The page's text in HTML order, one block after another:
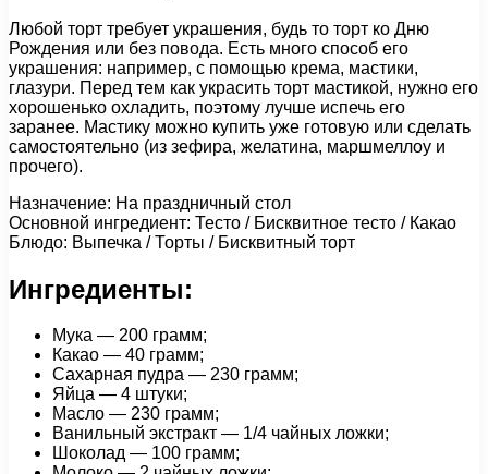
Любой торт требует украшения, будь то торт ко Дню
Рождения или без повода. Есть много способ его
украшения: например, с помощью крема, мастики,
глазури. Перед тем как украсить торт мастикой, нужно его
хорошенько охладить, поэтому лучше испечь его
заранее. Мастику можно купить уже готовую или сделать
самостоятельно (из зефира, желатина, маршмеллоу и
прочего).
Назначение: На праздничный стол
Основной ингредиент: Тесто / Бисквитное тесто / Какао
Блюдо: Выпечка / Торты / Бисквитный торт
Ингредиенты:
Мука — 200 грамм;
Какао — 40 грамм;
Сахарная пудра — 230 грамм;
Яйца — 4 штуки;
Масло — 230 грамм;
Ванильный экстракт — 1/4 чайных ложки;
Шоколад — 100 грамм;